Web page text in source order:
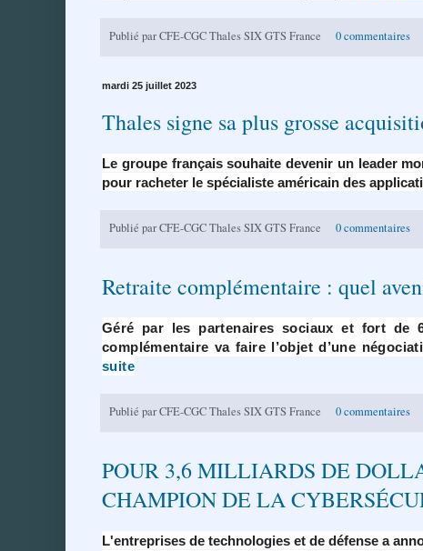
Publié parCFE-CGC Thales SIX GTS France 0 commentaires
mardi 25 juillet 2023
Thales signe sa plus grosse
Le groupe français souhaite devenir un leader
pour racheter le spécialiste américain des
Publié parCFE-CGC Thales SIX GTS France 0 commentaires
Retraite complémentaire : quel
Géré par les partenaires sociaux et fort de
complémentaire va faire l’objet d’une
suite
Publié parCFE-CGC Thales SIX GTS France 0 commentaires
POUR 3,6 MILLIARDS DE
CHAMPION DE LA
L'entreprises de technologies et de défense a